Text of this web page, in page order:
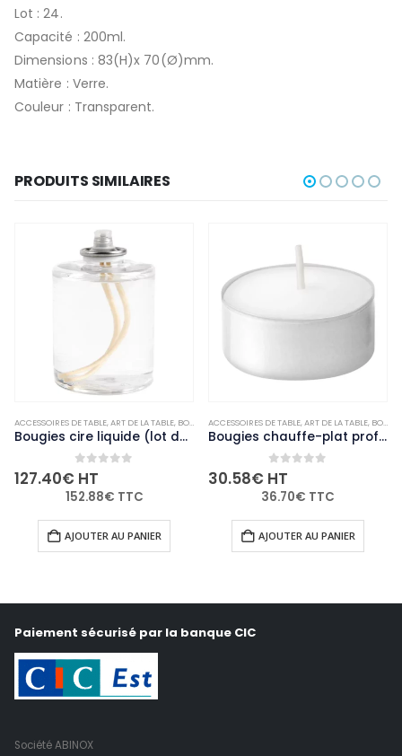
Lot : 24.
Capacité : 200ml.
Dimensions : 83(H)x 70(Ø)mm.
Matière : Verre.
Couleur : Transparent.
PRODUITS SIMILAIRES
,NON-PALETTISABLE
ACCESSOIRES DE TABLE,ART DE LA TABLE, BOUGIES ET PHOTOPHORES ,NON-PALETTISABLE
Bougies cire liquide (lot de 36)
0 out of 5
127.40€ HT
152.88€ TTC
AJOUTER AU PANIER
ACCESSOIRES DE TABLE,ART DE LA TABLE, BOUGIES ET PHOTOPHORES
Bougies chauffe-plat professionnelles Bolsius 4 heures (lot de 200)
0out of 5
30.58€ HT
36.70€ TTC
AJOUTER AU PANIER
Paiement sécurisé par la banque CIC
Société ABINOX